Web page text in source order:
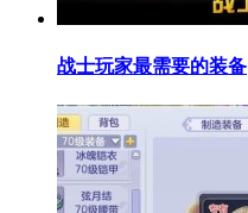
战士玩家最需要的装备